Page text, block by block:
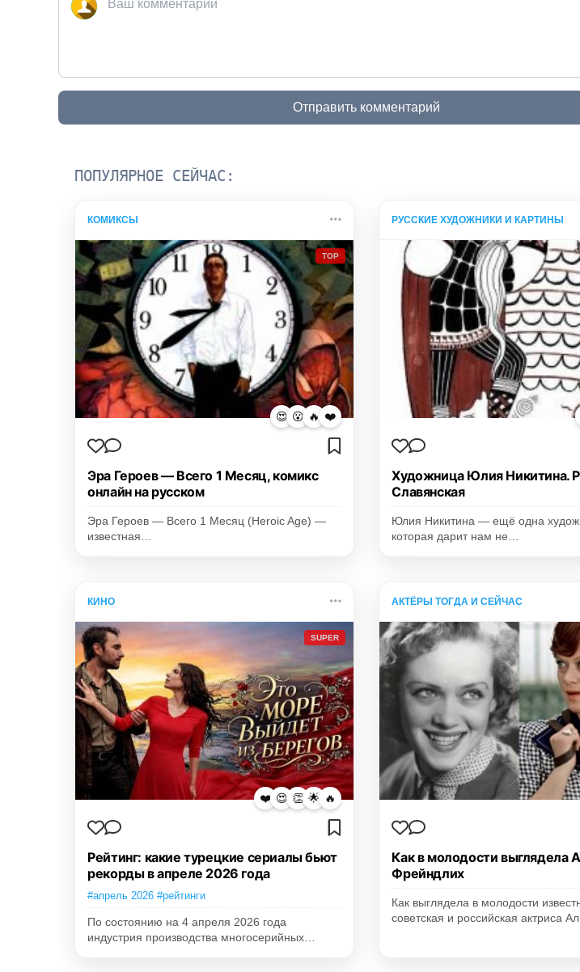
Отправить комментарий
ПОПУЛЯРНОЕ СЕЙЧАС:
КОМИКСЫ
TOP
😍 😮 🔥 ❤️
Эра Героев — Всего 1 Месяц, комикс
онлайн на русском
Эра Героев — Всего 1 Месяц (Heroic Age) —
известная…
РУССКИЕ ХУДОЖНИКИ И КАРТИНЫ
Художница Юлия Никитина.
Славянская
Юлия Никитина — ещё одна
которая дарит нам не…
КИНО
SUPER
❤️ 😍 👏 🌟 🔥
Рейтинг: какие турецкие сериалы бьют
рекорды в апреле 2026 года
#апрель 2026 #рейтинги
По состоянию на 4 апреля 2026 года
индустрия производства многосерийных…
АКТЁРЫ ТОГДА И СЕЙЧАС
Как в молодости выглядела
Фрейндлих
Как выглядела в молодости
советская и российская актриса